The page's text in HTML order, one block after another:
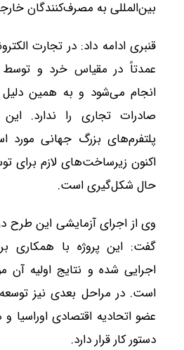
بین‌المللی به مصرف‌کنندگان
قنبری ادامه داد: در تجارت
عمدتاً در مقیاس خرد و توسط
انجام می‌شود و به همین
صادرات تجاری را ندارد.
پلتفرم‌های بزرگ جهانی مورد
اکنون زیرساخت‌های لازم برای
حال شکل‌گیری است.
وی از اجرای آزمایشی این طرح در
گفت: این پروژه با همکاری
اجرایی شده و نتایج اولیه آن
است. در مراحل بعدی نیز
عضو اتحادیه اقتصادی اوراسیا
دستور کار قرار دارد.